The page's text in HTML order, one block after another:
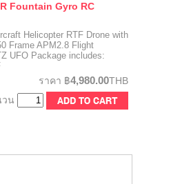
Fountain Gyro RC
Helicopter RTF Drone with
Frame APM2.8 Flight
UFO Package includes:
ราคา ฿4,980.00THB
วน